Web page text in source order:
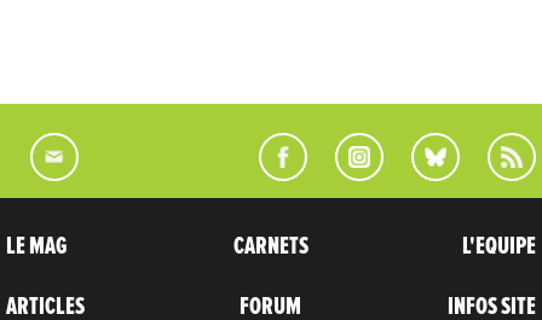
LE MAG
ARTICLES
CARNETS
FORUM
L'EQUIPE
INFOS SITE